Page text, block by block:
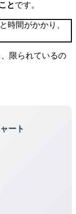
とです。
時間がかかり、
限られているの
ート